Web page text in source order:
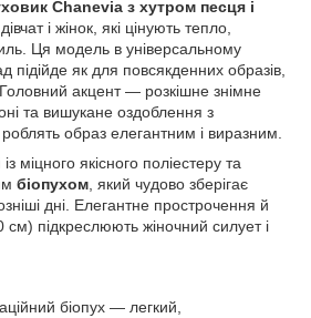
Chanevia з хутром песця і
і жінок, які цінують тепло,
Ця модель в універсальному
підійде як для повсякденних образів,
Головний акцент — розкішне знімне
та вишукане оздоблення з
роблять образ елегантним і виразним.
міцного якісного поліестеру та
біопухом, який чудово зберігає
дні. Елегантне прострочення й
підкреслюють жіночний силует і
біопух — легкий,